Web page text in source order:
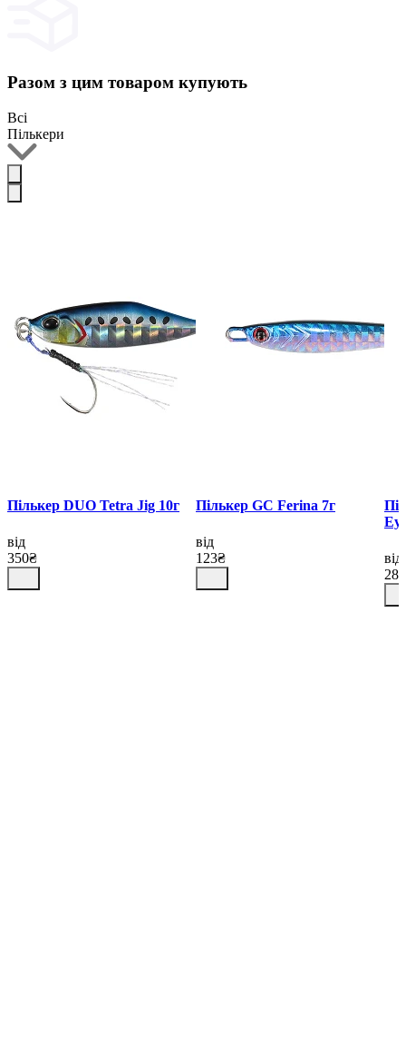
Разом з цим товаром купують
Всі
Пількери
Пількер DUO Tetra Jig 10г
від
350₴
Пількер GC Ferina 7г
від
123₴
від